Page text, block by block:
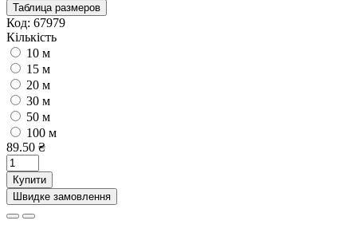
Таблица размеров
Код: 67979
Кількість
10 м
15 м
20 м
30 м
50 м
100 м
89.50 ₴
Купити
Швидке замовлення